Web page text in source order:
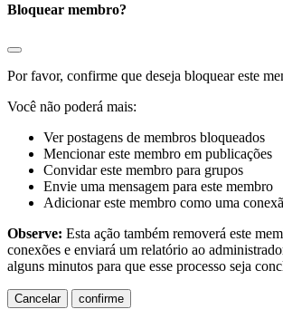
Bloquear membro?
Por favor, confirme que deseja bloquear este
Você não poderá mais:
Ver postagens de membros bloqueados
Mencionar este membro em publicações
Convidar este membro para grupos
Envie uma mensagem para este membro
Adicionar este membro como uma
Observe: Esta ação também removerá este
conexões e enviará um relatório ao
alguns minutos para que esse processo seja
confirme